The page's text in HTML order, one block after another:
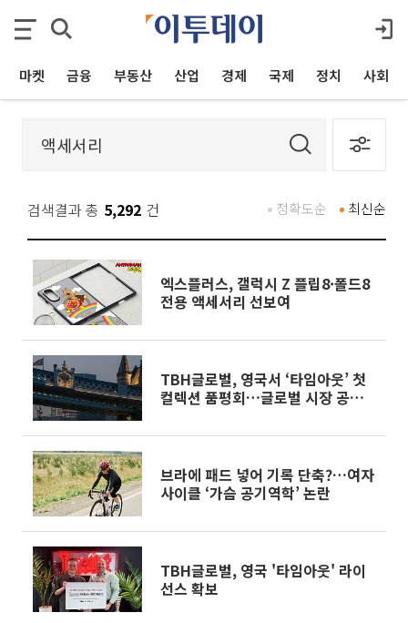
마켓 금융 부동산 산업 경제 국제 정치 사회
검색결과 총 5,292 건 최신순
정확도순
엑스플러스, 갤럭시 Z 플립8·폴드8
전용 액세서리 선보여
TBH글로벌, 영국서 ‘타임아웃’ 첫
컬렉션 품평회…글로벌 시장 공략
브라에 패드 넣어 기록 단축?…여자
사이클 ‘가슴 공기역학’ 논란
TBH글로벌, 영국 '타임아웃' 라이
선스 확보